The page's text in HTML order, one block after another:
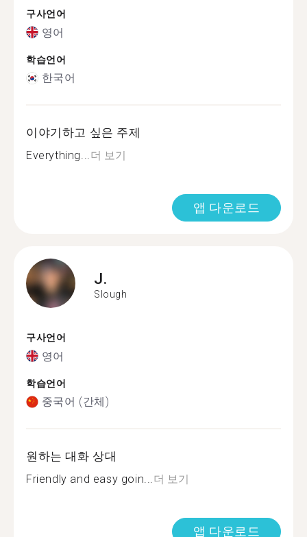
구사언어
영어
학습언어
한국어
이야기하고 싶은 주제
Everything...더 보기
앱 다운로드
J.
Slough
구사언어
영어
학습언어
중국어 (간체)
원하는 대화 상대
Friendly and easy goin...더 보기
앱 다운로드